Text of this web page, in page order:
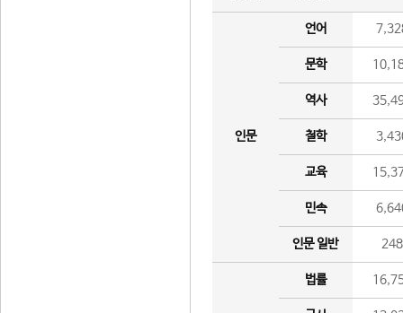
인문
언어
문학
역사
철학
교육
민속
인문 일반 248
법률